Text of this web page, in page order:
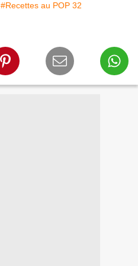
#Recettes au POP 32